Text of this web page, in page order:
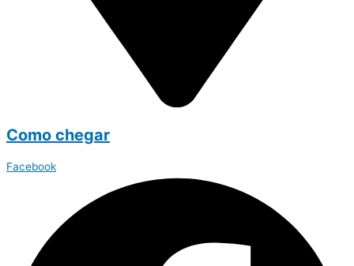
Como chegar
Facebook